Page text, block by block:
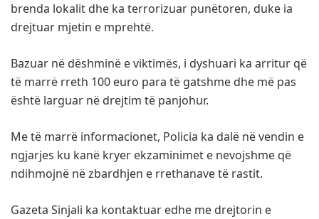
brenda lokalit dhe ka terrorizuar punëtoren, duke ia
drejtuar mjetin e mprehtë.
Bazuar në dëshminë e viktimës, i dyshuari ka arritur që
të marrë rreth 100 euro para të gatshme dhe më pas
është larguar në drejtim të panjohur.
Me të marrë informacionet, Policia ka dalë në vendin e
ngjarjes ku kanë kryer ekzaminimet e nevojshme që
ndihmojnë në zbardhjen e rrethanave të rastit.
Gazeta Sinjali ka kontaktuar edhe me drejtorin e